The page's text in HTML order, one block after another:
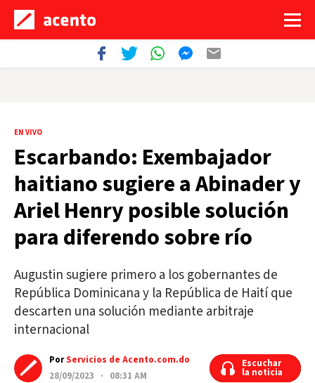
EN VIVO
Escarbando: Exembajador
haitiano sugiere a Abinader y
Ariel Henry posible solución
para diferendo sobre río
Augustin sugiere primero a los gobernantes de
República Dominicana y la República de Haití que
descarten una solución mediante arbitraje
internacional
PorServicios de Acento.com.do
28/09/2023 · 08:31 AM
Escuchar
la noticia
Escuchar
la noticia